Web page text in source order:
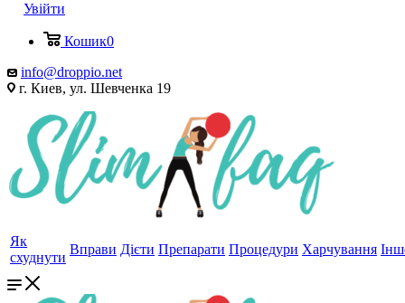
Увійти
Кошик0
info@droppio.net
г. Киев, ул. Шевченка 19
Як
схуднути
Вправи Дієти Препарати Процедури Харчування